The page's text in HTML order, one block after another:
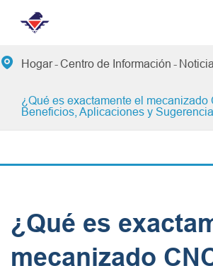
 Hogar Centro de Información
¿Qué es exactamente el mecanizado
Beneficios, Aplicaciones y
¿Qué es
mecanizado